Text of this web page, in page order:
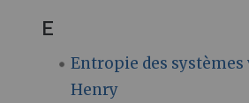
E
Entropie des
Henry